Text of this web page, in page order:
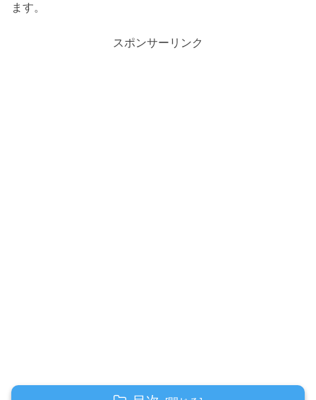
ます。
スポンサーリンク